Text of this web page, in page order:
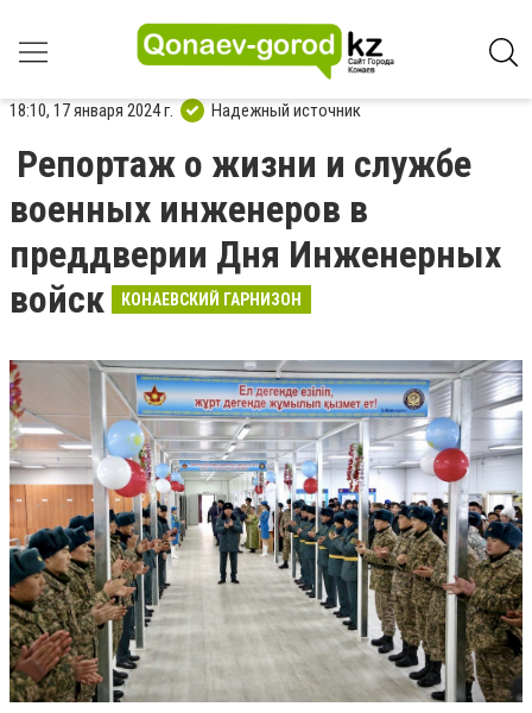
18:10, 17 января 2024 г. Надежный источник
Репортаж о жизни и службе
военных инженеров в
преддверии Дня Инженерных
войск
КОНАЕВСКИЙ ГАРНИЗОН